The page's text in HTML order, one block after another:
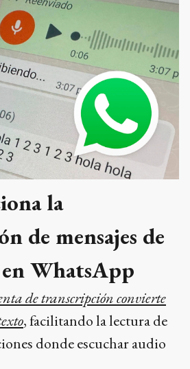
la
de mensajes de
WhatsApp
de transcripción convierte
, facilitando la lectura de
donde escuchar audio